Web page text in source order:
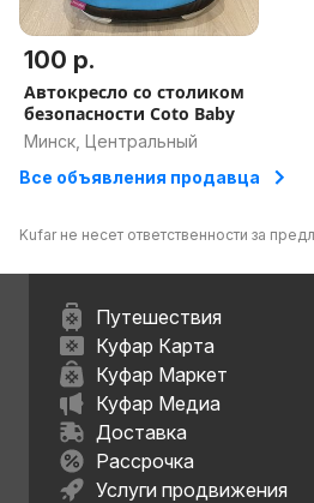
100 р.
Автокресло со столиком
безопасности Coto Baby
Минск, Центральный
Все объявления продавца
Kufar не несет ответственности за
Путешествия
Куфар Карта
Куфар Маркет
Куфар Медиа
Доставка
Рассрочка
Услуги продвижения